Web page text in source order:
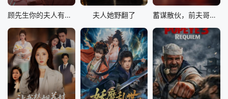
顾先生你的夫人有点甜 夫人她野翻了 蓄谋散伙，前夫哥对我怦然心动